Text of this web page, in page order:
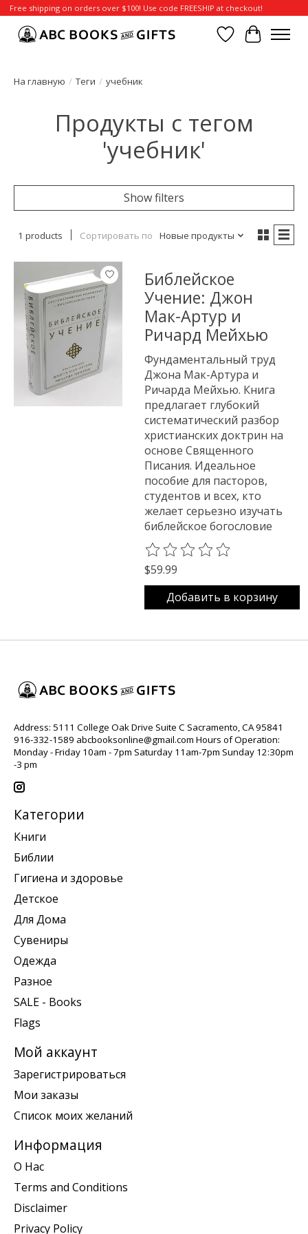
Free shipping on orders over $100! Use code FREESHIP at checkout!
Отложенные
Корзина
На главную / Теги / учебник
Продукты с тегом
'учебник'
Show filters
1 products Сортировать по Новые продукты
Библейское
Учение: Джон
Мак-Артур и
Ричард Мейхью
Фундаментальный труд
Джона Мак-Артура и
Ричарда Мейхью. Книга
предлагает глубокий
систематический разбор
христианских доктрин на
основе Священного
Писания. Идеальное
пособие для пасторов,
студентов и всех, кто
желает серьезно изучать
библейское богословие
The rating of this product is
$59.99
Добавить в корзину
Address: 5111 College Oak Drive Suite C Sacramento, CA 95841
916-332-1589 abcbooksonline@gmail.com Hours of Operation:
Monday - Friday 10am - 7pm Saturday 11am-7pm Sunday 12:30pm
-3 pm
Категории
Книги
Библии
Гигиена и здоровье
Детское
Для Дома
Сувениры
Одежда
Разное
SALE - Books
Flags
Мой аккаунт
Зарегистрироваться
Мои заказы
Список моих желаний
Информация
О Нас
Terms and Conditions
Disclaimer
Privacy Policy